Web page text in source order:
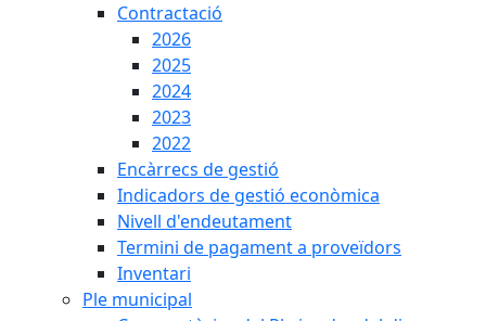
Contractació
2026
2025
2024
2023
2022
Encàrrecs de gestió
Indicadors de gestió econòmica
Nivell d'endeutament
Termini de pagament a proveïdors
Inventari
Ple municipal